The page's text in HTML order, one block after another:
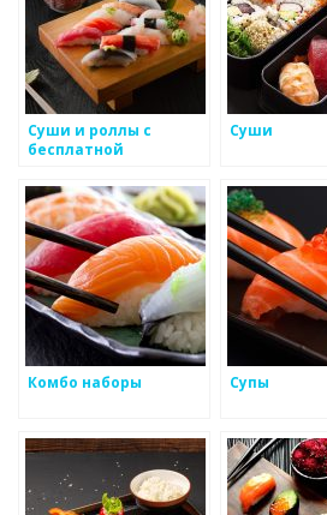
Суши и роллы с
бесплатной
Суши
Комбо наборы Супы